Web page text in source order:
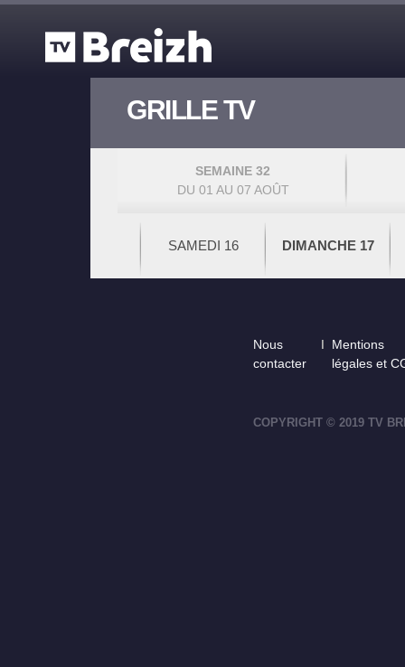
GRILLE TV
SEMAINE 32
DU 01 AU 07 AOÛT
SAMEDI 16 DIMANCHE 17
Footer
Nous
contacter
Mentions
légales et
COPYRIGHT © 2019 TV